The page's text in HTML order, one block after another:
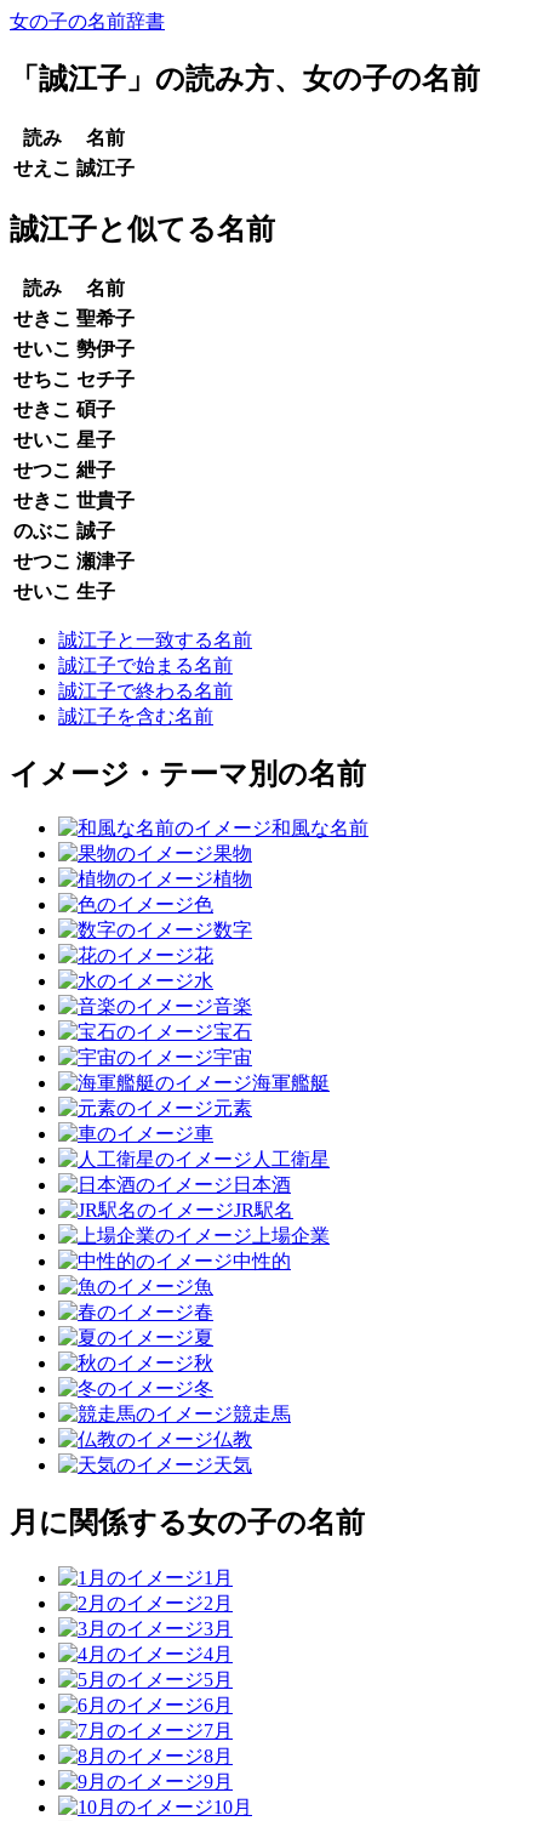
女の子の名前辞書
「 誠江子 」の読み方、女の子の名前
読み
名前
せえこ 誠江子
誠江子と似てる名前
読み
名前
せきこ 聖希子
せいこ 勢伊子
せちこ セチ子
せきこ 碩子
せいこ 星子
せつこ 紲子
せきこ 世貴子
のぶこ 誠子
せつこ 瀬津子
せいこ 生子
誠江子と一致する名前
誠江子で始まる名前
誠江子で終わる名前
誠江子を含む名前
イメージ・テーマ別の名前
和風な名前
果物
植物
色
数字
花
水
音楽
宝石
宇宙
海軍艦艇
元素
車
人工衛星
日本酒
JR駅名
上場企業
中性的
魚
春
夏
秋
冬
競走馬
仏教
天気
月に関係する女の子の名前
1月
2月
3月
4月
5月
6月
7月
8月
9月
10月